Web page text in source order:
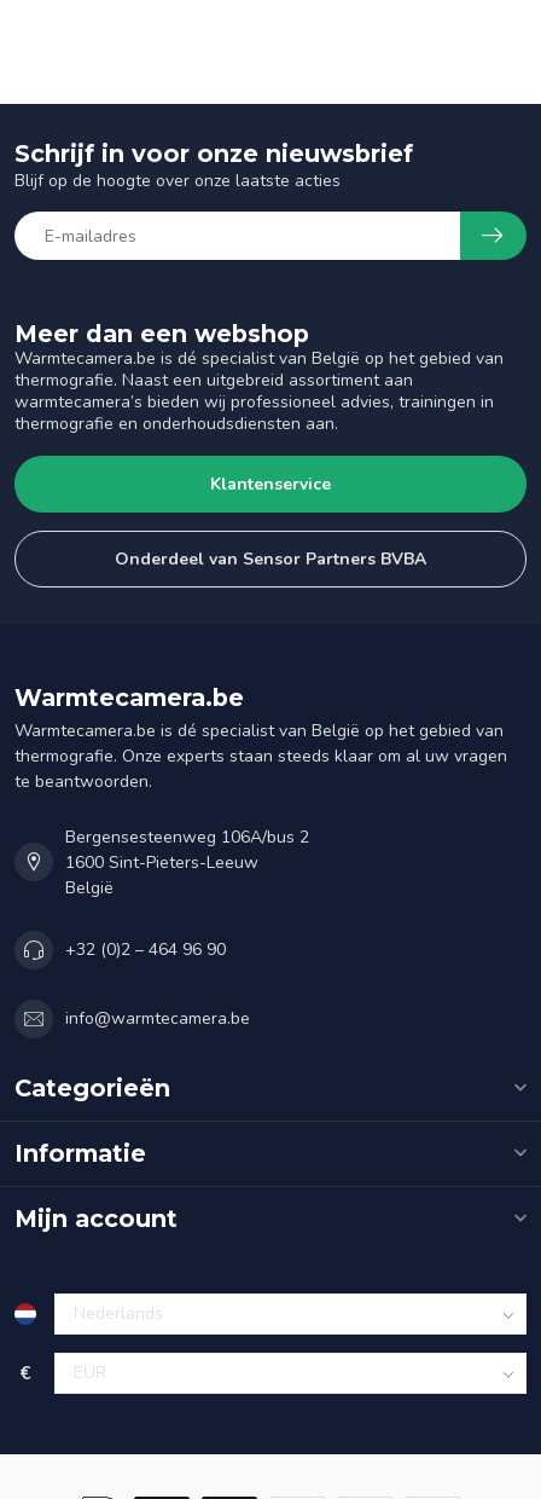
Meer dan een webshop
Warmtecamera.be is dé specialist van België op het gebied van
thermografie. Naast een uitgebreid assortiment aan
warmtecamera’s bieden wij professioneel advies, trainingen in
thermografie en onderhoudsdiensten aan.
Klantenservice
Onderdeel van Sensor Partners BVBA
Schrijf in voor onze nieuwsbrief
Blijf op de hoogte over onze laatste acties
Warmtecamera.be
Warmtecamera.be is dé specialist van België op het gebied van
thermografie. Onze experts staan steeds klaar om al uw vragen
te beantwoorden.
Bergensesteenweg 106A/bus 2
1600 Sint-Pieters-Leeuw
België
+32 (0)2 – 464 96 90
info@warmtecamera.be
Categorieën
Informatie
Mijn account
€